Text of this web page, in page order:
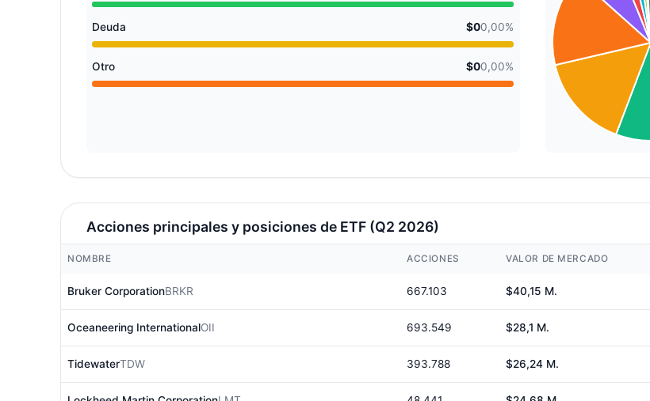
Deuda $00,00%
Otro $00,00%
Acciones principales y posiciones de ETF (Q2 2026)
NOMBRE ACCIONES VALOR DE MERCADO
Bruker CorporationBRKR 667.103 $40,15 M.
Oceaneering InternationalOII 693.549 $28,1 M.
TidewaterTDW 393.788 $26,24 M.